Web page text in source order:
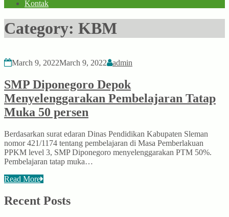
Kontak
Category: KBM
March 9, 2022March 9, 2022 admin
SMP Diponegoro Depok
Menyelenggarakan Pembelajaran Tatap
Muka 50 persen
Berdasarkan surat edaran Dinas Pendidikan Kabupaten Sleman
nomor 421/1174 tentang pembelajaran di Masa Pemberlakuan
PPKM level 3, SMP Diponegoro menyelenggarakan PTM 50%.
Pembelajaran tatap muka…
Read More
Recent Posts